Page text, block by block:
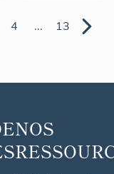
4 ... 13
NOS